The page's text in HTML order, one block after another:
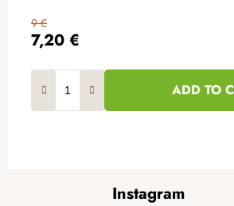
7,20 €
9 €
ADD TO
Instagram